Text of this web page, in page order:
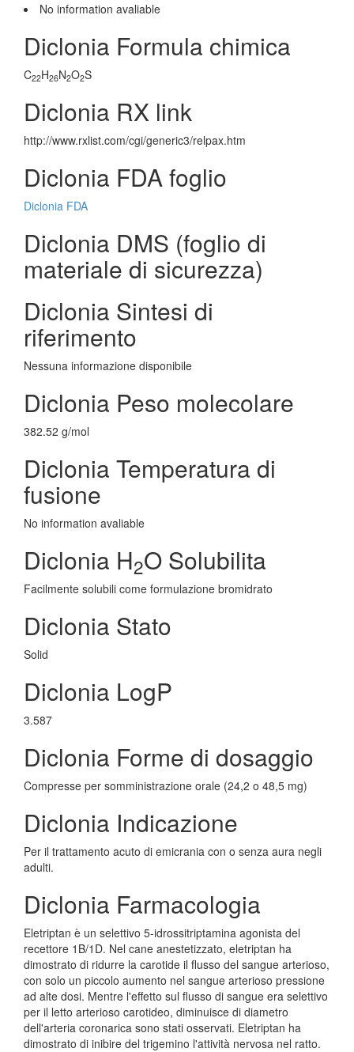
No information avaliable
Diclonia Formula chimica
C22H26N2O2S
Diclonia RX link
http://www.rxlist.com/cgi/generic3/relpax.htm
Diclonia FDA foglio
Diclonia FDA
Diclonia DMS (foglio di
materiale di sicurezza)
Diclonia Sintesi di
riferimento
Nessuna informazione disponibile
Diclonia Peso molecolare
382.52 g/mol
Diclonia Temperatura di
fusione
No information avaliable
Diclonia H2O Solubilita
Facilmente solubili come formulazione bromidrato
Diclonia Stato
Solid
Diclonia LogP
3.587
Diclonia Forme di dosaggio
Compresse per somministrazione orale (24,2 o 48,5 mg)
Diclonia Indicazione
Per il trattamento acuto di emicrania con o senza aura negli
adulti.
Diclonia Farmacologia
Eletriptan è un selettivo 5-idrossitriptamina agonista del
recettore 1B/1D. Nel cane anestetizzato, eletriptan ha
dimostrato di ridurre la carotide il flusso del sangue arterioso,
con solo un piccolo aumento nel sangue arterioso pressione
ad alte dosi. Mentre l'effetto sul flusso di sangue era selettivo
per il letto arterioso carotideo, diminuisce di diametro
dell'arteria coronarica sono stati osservati. Eletriptan ha
dimostrato di inibire del trigemino l'attività nervosa nel ratto.